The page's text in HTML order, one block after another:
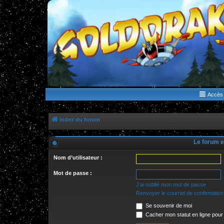
WWW.GOLDORAKGO.COM
le site de la Lune Rouge
Accès
Index du forum
Le forum
Nom d’utilisateur :
Mot de passe :
J’ai oublié mon mot de passe
Renvoyer le courriel de confirmation
Se souvenir de moi
Cacher mon statut en ligne